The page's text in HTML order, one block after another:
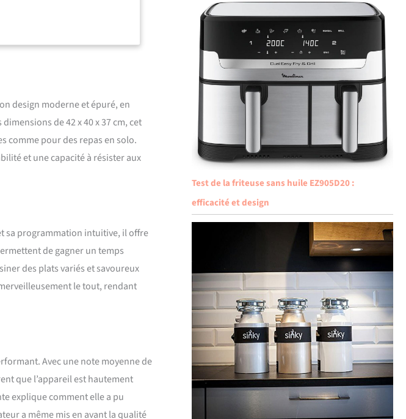
jusqu'à 80% d'énergie
AU JUSTE PRIX :
mijoter (risotto), dorer, cuire
FRITEUSE SANS HUILE :
CRISP (vendu séparément) et sa
avec poignées,
design moderne et épuré, en
de 42 x 40 x 37 cm, cet
comme pour des repas en solo.
et une capacité à résister aux
sa programmation intuitive, il offre
de gagner un temps
des plats variés et savoureux
le tout, rendant
Avec une note moyenne de
que l’appareil est hautement
explique comment elle a pu
a même mis en avant la qualité
Test de la friteuse sans huile EZ905D20 :
efficacité et design